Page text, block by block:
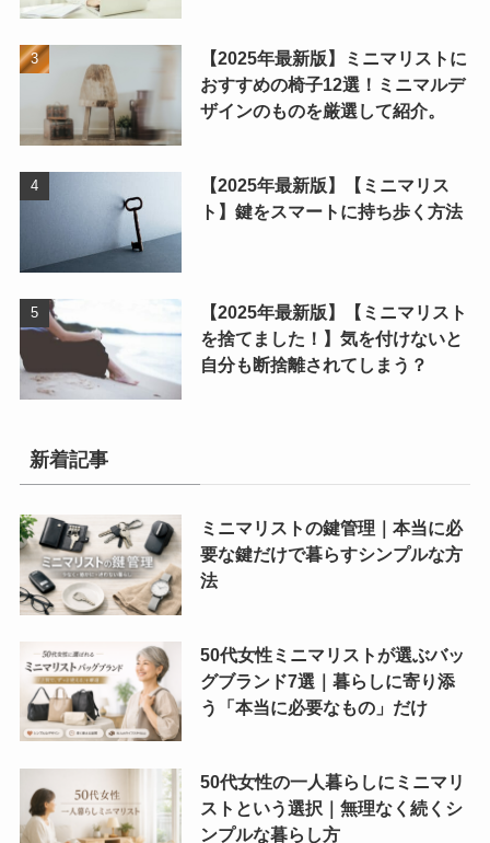
【2025年最新版】ミニマリストに
おすすめの椅子12選！ミニマルデ
ザインのものを厳選して紹介。
【2025年最新版】【ミニマリス
ト】鍵をスマートに持ち歩く方法
【2025年最新版】【ミニマリスト
を捨てました！】気を付けないと
自分も断捨離されてしまう？
新着記事
ミニマリストの鍵管理｜本当に必
要な鍵だけで暮らすシンプルな方
法
50代女性ミニマリストが選ぶバッ
グブランド7選｜暮らしに寄り添
う「本当に必要なもの」だけ
50代女性の一人暮らしにミニマリ
ストという選択｜無理なく続くシ
ンプルな暮らし方